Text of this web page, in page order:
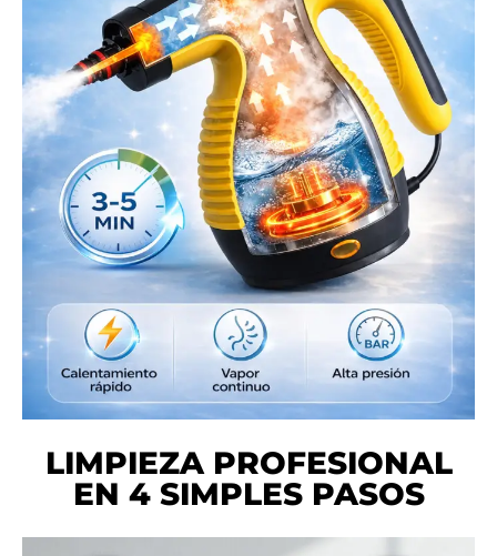
LIMPIEZA PROFESIONAL
EN 4 SIMPLES PASOS